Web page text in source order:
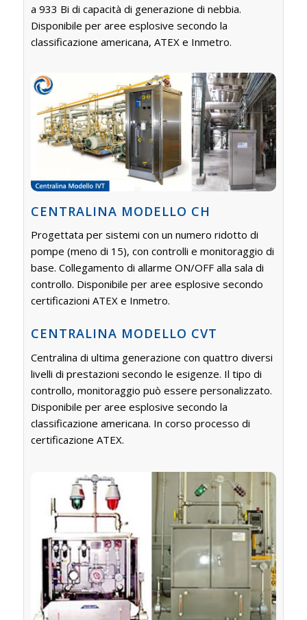
a 933 Bi di capacità di generazione di nebbia.
Disponibile per aree esplosive secondo la
classificazione americana, ATEX e Inmetro.
CENTRALINA MODELLO CH
Progettata per sistemi con un numero ridotto di
pompe (meno di 15), con controlli e monitoraggio di
base. Collegamento di allarme ON/OFF alla sala di
controllo. Disponibile per aree esplosive secondo
certificazioni ATEX e Inmetro.
CENTRALINA MODELLO CVT
Centralina di ultima generazione con quattro diversi
livelli di prestazioni secondo le esigenze. Il tipo di
controllo, monitoraggio può essere personalizzato.
Disponibile per aree esplosive secondo la
classificazione americana. In corso processo di
certificazione ATEX.